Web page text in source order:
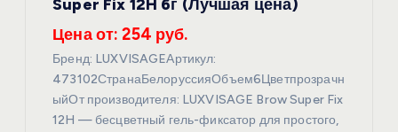
Super Fix 12H 6г (Лучшая цена)
Цена от: 254 руб.
Бренд: LUXVISAGEАртикул:
473102СтранаБелоруссияОбъем6Цветпрозрачн
ыйОт производителя: LUXVISAGE Brow Super Fix
12H — бесцветный гель-фиксатор для простого,